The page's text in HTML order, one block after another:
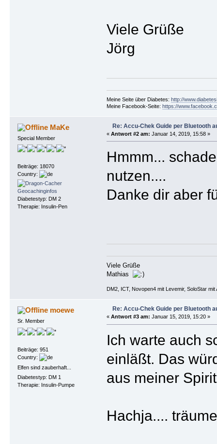
Viele Grüße
Jörg
Meine Seite über Diabetes: http://
Meine Facebook-Seite: https://
MaKe
Special Member
Beiträge: 18070
Country:
Diabetestyp: DM 2
Therapie: Insulin-Pen
Re: Accu-Chek Guide per Bluetooth
« Antwort #2 am: Januar 14, 2019, 15:58 »
Hmmm...
nutzen....
Danke dir aber
Viele Grüße
Mathias
DM2, ICT, Novopen4 mit Levemir, SoloStar
moewe
Sr. Member
Beiträge: 951
Country:
Elfen sind zauberhaft...
Diabetestyp: DM 1
Therapie: Insulin-Pumpe
Re: Accu-Chek Guide per Bluetooth
« Antwort #3 am: Januar 15, 2019, 15:20 »
Ich warte auch
einläßt. Das
aus meiner
Hachja....